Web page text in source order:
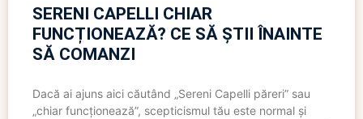
SERENI CAPELLI CHIAR
FUNCȚIONEAZĂ? CE SĂ ȘTII ÎNAINTE
SĂ COMANZI
Dacă ai ajuns aici căutând „Sereni Capelli păreri” sau
„chiar funcționează”, scepticismul tău este normal și